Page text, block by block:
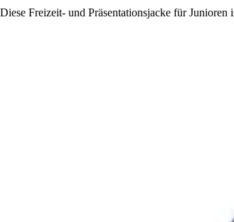
Diese Freizeit- und Präsentationsjacke für